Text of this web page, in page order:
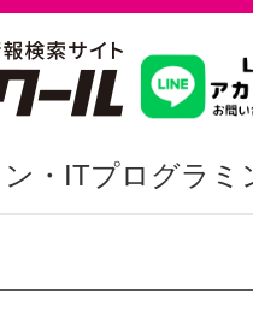
習いたいこ
・ITプログラミ